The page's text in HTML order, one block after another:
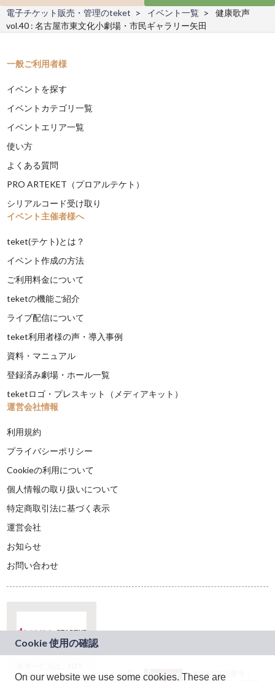
電子チケット販売・管理のteket イベント一覧
健康歌声
vol.40 : 名古屋市東文化小劇場・市民ギャラリー矢田
一般ご利用者様
イベントを探す
イベントカテゴリ一覧
イベントエリア一覧
使い方
よくある質問
PRO ARTEKET（プロアルテケト）
シリアルコード受け取り
イベント主催者様へ
teket(テケト)とは？
イベント作成の方法
ご利用料金について
teketの機能ご紹介
ライブ配信について
teket利用者様の声・導入事例
資料・マニュアル
登録済み劇場・ホール一覧
teketロゴ・プレスキット（メディアキット）
運営会社情報
利用規約
プライバシーポリシー
Cookieの利用について
個人情報の取り扱いについて
特定商取引法に基づく表示
運営会社
お知らせ
お問い合わせ
ドコモグループの新
JASRAC許諾番号：
On our website we use some cookies. These are